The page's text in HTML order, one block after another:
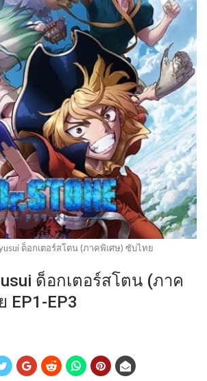
ด็อกเตอร์สโตน (ภาคพิเศษ) ซับไทย
ด็อกเตอร์สโตน (ภาค
EP1-EP3